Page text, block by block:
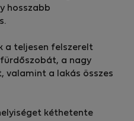
hosszabb
a teljesen felszerelt
a nagy
valamint a lakás összes
kéthetente